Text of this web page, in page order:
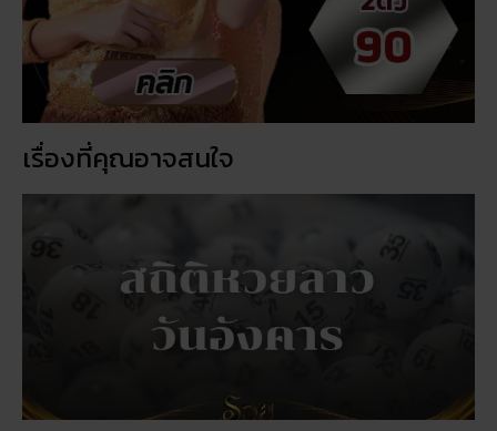
เรื่องที่คุณอาจสนใจ